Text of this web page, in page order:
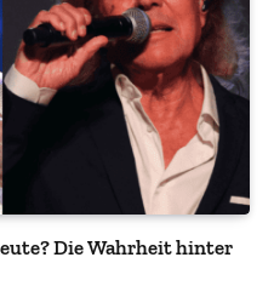
Die Wahrheit hinter